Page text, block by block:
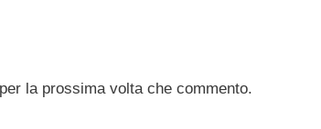
la prossima volta che commento.